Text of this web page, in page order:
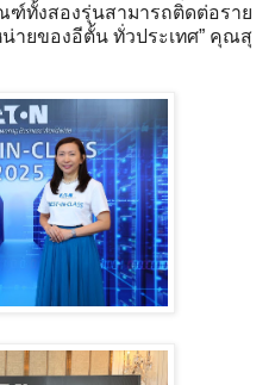
ฑ์ทั้งสองรุ่นสามารถติดต่อราย
น่ายของอีตั้น ทั่วประเทศ” คุณสุ